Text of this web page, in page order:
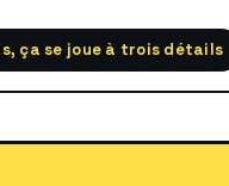
ça se joue à trois détails